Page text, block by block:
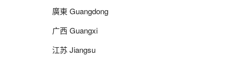
廣東 Guangdong
广西 Guangxi
江苏 Jiangsu